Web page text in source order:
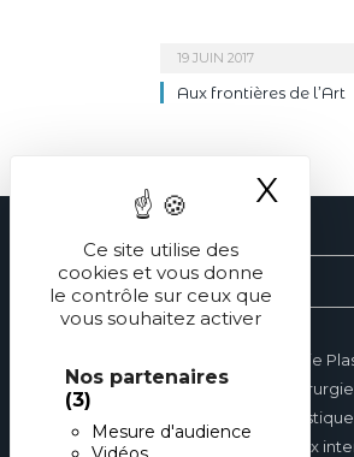
Ce site utilise des
cookies et vous donne
le contrôle sur ceux que
vous souhaitez activer
Nos partenaires
(3)
Mesure d'audience
X
19 JUIN 2017
Aux frontières de l’Art
Réalités en Chirurgie
domaines de la
aux chirurgiens
mais également aux